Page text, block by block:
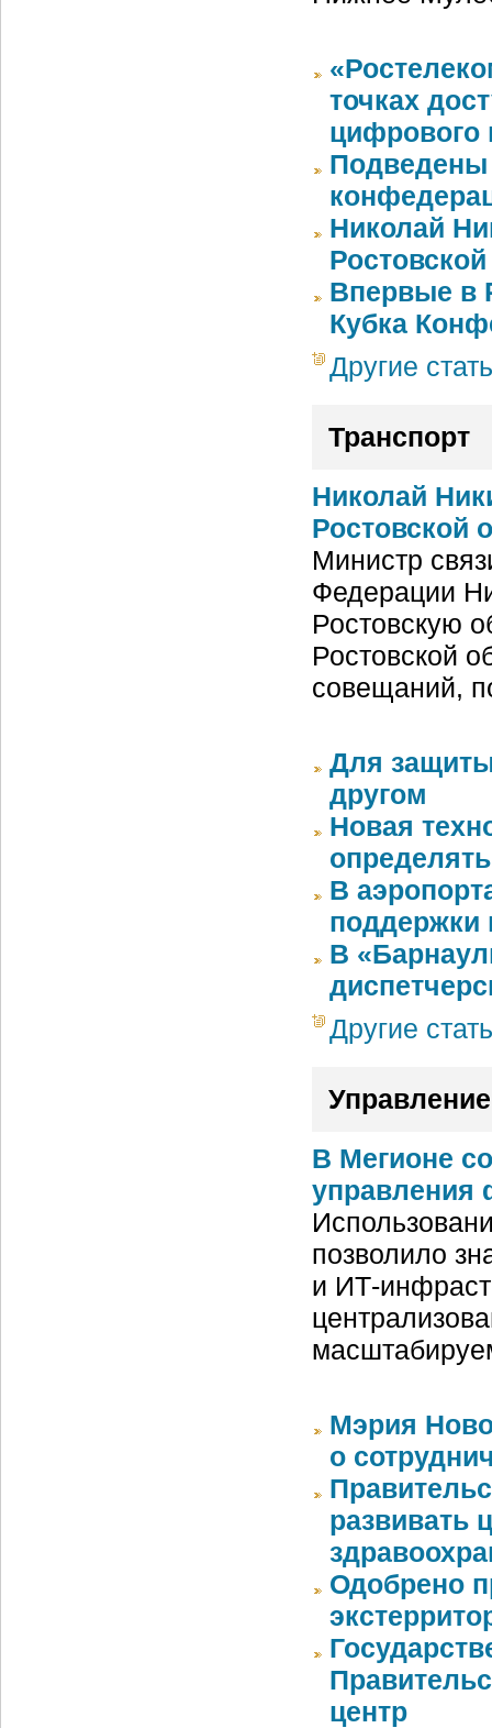
точках
цифрового
Подведены
Николай
Впервые в
Кубка
Другие
Транспорт
Николай
Ростовской
Министр
Федерации
Ростовскую
Ростовской
совещаний,
Для
другом
Новая
В
поддержки
В
Другие
Управление
В Мегионе
управления
позволило
и ИТ-
Мэрия
о
развивать
Одобрено
центр